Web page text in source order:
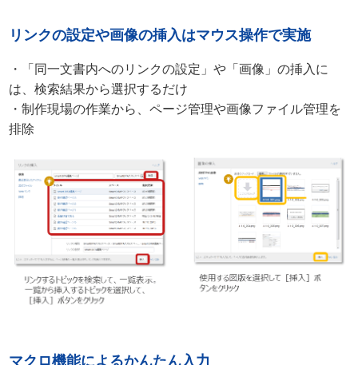
リンクの設定や画像の挿入はマウス操作で実施
・「同一文書内へのリンクの設定」や「画像」の挿入に
は、検索結果から選択するだけ
・制作現場の作業から、ページ管理や画像ファイル管理を
排除
マクロ機能によるかんたん入力